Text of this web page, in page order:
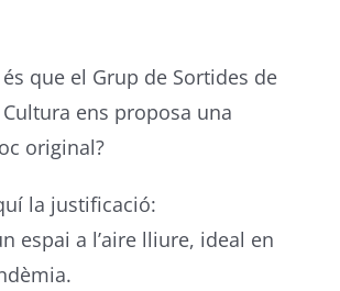
que el Grup de Sortides de
ens proposa una
original?
la justificació:
espai a l’aire lliure, ideal en